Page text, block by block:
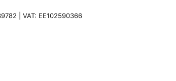
| VAT: EE102590366